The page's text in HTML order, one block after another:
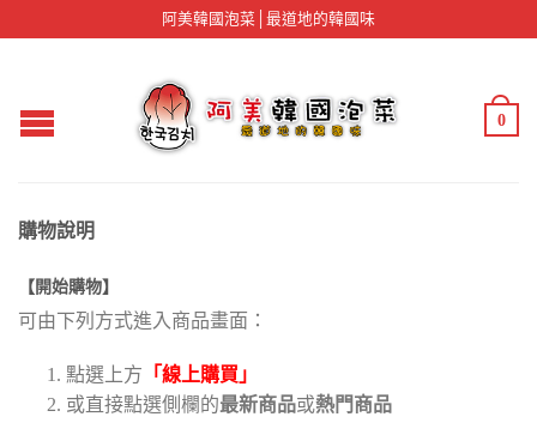
阿美韓國泡菜│最道地的韓國味
0
購物說明
【開始購物】
可由下列方式進入商品畫面：
點選上方 「線上購買」
或直接點選側欄的最新商品或熱門商品